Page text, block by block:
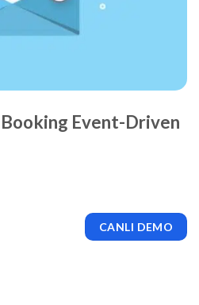
Event-Driven
CANLI DEMO